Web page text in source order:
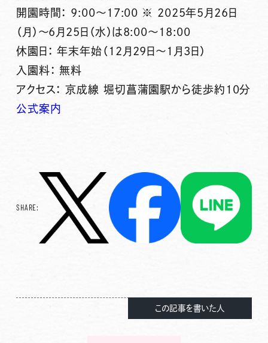
開園時間： 9:00～17:00 ※ 2025年5月26日
（月）～6月25日（水）は8:00～18:00
休園日： 年末年始（12月29日～1月3日）
入園料： 無料
アクセス： 京成線 堀切菖蒲園駅から徒歩約10分
公式案内
SHARE:
この記事を書いた人